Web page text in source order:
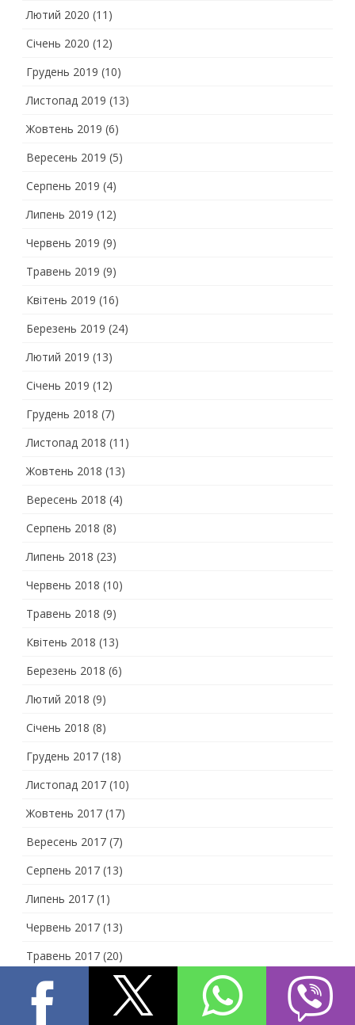
Лютий 2020 (11)
Січень 2020 (12)
Грудень 2019 (10)
Листопад 2019 (13)
Жовтень 2019 (6)
Вересень 2019 (5)
Серпень 2019 (4)
Липень 2019 (12)
Червень 2019 (9)
Травень 2019 (9)
Квітень 2019 (16)
Березень 2019 (24)
Лютий 2019 (13)
Січень 2019 (12)
Грудень 2018 (7)
Листопад 2018 (11)
Жовтень 2018 (13)
Вересень 2018 (4)
Серпень 2018 (8)
Липень 2018 (23)
Червень 2018 (10)
Травень 2018 (9)
Квітень 2018 (13)
Березень 2018 (6)
Лютий 2018 (9)
Січень 2018 (8)
Грудень 2017 (18)
Листопад 2017 (10)
Жовтень 2017 (17)
Вересень 2017 (7)
Серпень 2017 (13)
Липень 2017 (1)
Червень 2017 (13)
Травень 2017 (20)
Квітень 2017
(24)
(33)